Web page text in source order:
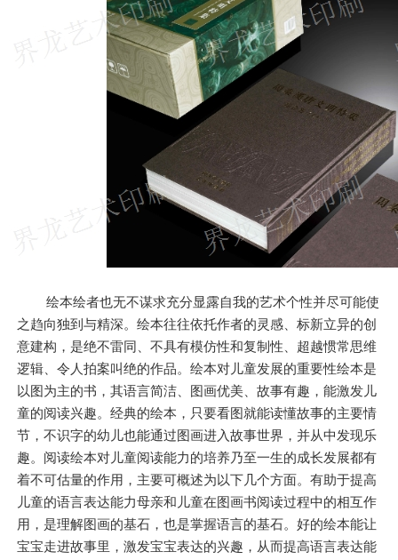
绘本绘者也无不谋求充分显露自我的艺术个性并尽可能使
之趋向独到与精深。绘本往往依托作者的灵感、标新立异的创
意建构，是绝不雷同、不具有模仿性和复制性、超越惯常思维
逻辑、令人拍案叫绝的作品。绘本对儿童发展的重要性绘本是
以图为主的书，其语言简洁、图画优美、故事有趣，能激发儿
童的阅读兴趣。经典的绘本，只要看图就能读懂故事的主要情
节，不识字的幼儿也能通过图画进入故事世界，并从中发现乐
趣。阅读绘本对儿童阅读能力的培养乃至一生的成长发展都有
着不可估量的作用，主要可概述为以下几个方面。有助于提高
儿童的语言表达能力母亲和儿童在图画书阅读过程中的相互作
用，是理解图画的基石，也是掌握语言的基石。好的绘本能让
宝宝走进故事里，激发宝宝表达的兴趣，从而提高语言表达能